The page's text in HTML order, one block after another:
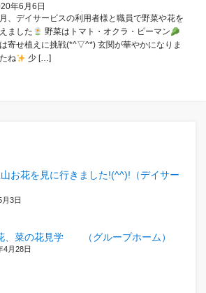
年6月6日
、デイサービスの利用者様と職員で野菜や花を
ました
野菜はトマト・オクラ・ピーマン
寄せ植えに挑戦(*^▽^*) 玄関が華やかになりま
ね
少 […]
山お花を見に行きました!(^^)!（デイサー
3日
、菜の花見学 （グループホーム）
4月28日